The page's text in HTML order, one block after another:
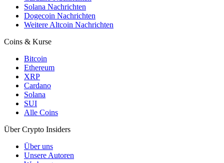
Solana Nachrichten
Dogecoin Nachrichten
Weitere Altcoin Nachrichten
Coins & Kurse
Bitcoin
Ethereum
XRP
Cardano
Solana
SUI
Alle Coins
Über Crypto Insiders
Über uns
Unsere Autoren